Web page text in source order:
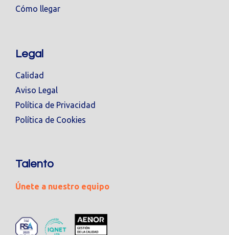
Cómo llegar
Legal
Calidad
Aviso Legal
Política de Privacidad
Política de Cookies
Talento
Únete a nuestro equipo